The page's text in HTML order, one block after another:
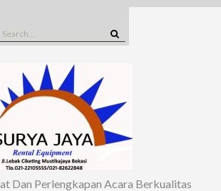
Search
Dan Perlengkapan Acara Berkualitas